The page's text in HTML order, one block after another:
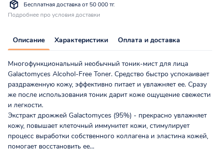
Бесплатная доставка от 50 000 тг.
Подробнее про условия доставки
Описание Характеристики Оплата и доставка
Многофункциональный необычный тоник-мист для лица
Galactomyces Alcohol-Free Toner. Средство быстро успокаивает
раздраженную кожу, эффективно питает и увлажняет ее. Сразу
же после использования тоник дарит коже ощущение свежести
и легкости.
Экстракт дрожжей Galactomyces (95%) - прекрасно увлажняет
кожу, повышает клеточный иммунитет кожи, стимулирует
процесс выработки собственного коллагена и эластина кожей,
помогает восстановить ее...